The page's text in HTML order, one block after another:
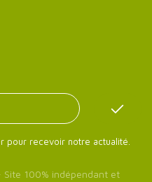
pour recevoir notre actualité.
100% indépendant et